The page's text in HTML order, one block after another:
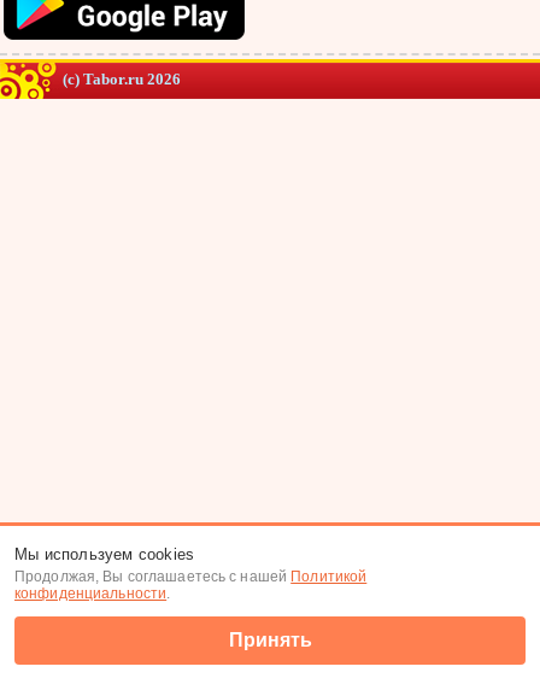
(c) Tabor.ru 2026
Мы используем cookies
Продолжая, Вы соглашаетесь с нашей Политикой
конфиденциальности.
Принять